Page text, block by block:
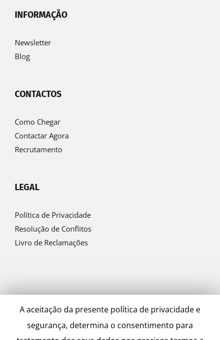
INFORMAÇÃO
Newsletter
Blog
CONTACTOS
Como Chegar
Contactar Agora
Recrutamento
LEGAL
Política de Privacidade
Resolução de Conflitos
Livro de Reclamações
© Ferreira & Sanches 2022 | by Alfaiataria Digital
A aceitação da presente política de privacidade e
segurança, determina o consentimento para